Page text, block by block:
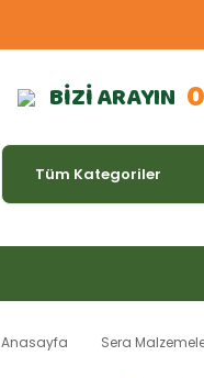
BİZİ ARAYIN
Anasayfa Sera